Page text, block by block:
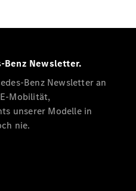
Elektrisch
Benz Newsletter.
Benz Newsletter an
Mobilität,
unserer Modelle in
nie.